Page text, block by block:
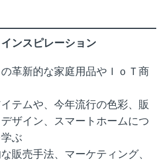
ンスピレーション
革新的な家庭用品やＩｏＴ商
テムや、今年流行の色彩、販
ザイン、スマートホームにつ
ぶ
販売手法、マーケティング、